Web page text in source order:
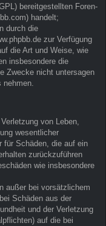
bereitgestellten Foren-
handelt;
durch die
zur Verfügung
die Art und Weise, wie
insbesondere die
Zwecke nicht untersagen
nehmen.
von Leben,
wesentlicher
für Schäden, die auf ein
zurückzuführen
wie insbesondere
außer bei vorsätzlichem
Schäden aus der
und der Verletzung
auf die bei